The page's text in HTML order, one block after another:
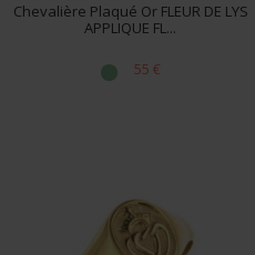
Chevalière Plaqué Or FLEUR DE LYS
APPLIQUE FL...
55 €